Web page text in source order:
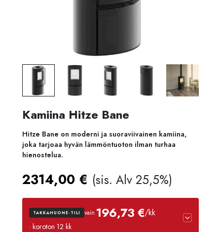
Kamiina Hitze Bane
Hitze Bane on moderni ja suoraviivainen kamiina,
joka tarjoaa hyvän lämmöntuoton ilman turhaa
hienostelua.
2314,00 € (sis. Alv 25,5%)
TAKKAHUONE-TILI vain 196,73 €/kk
· koroton 12 kk